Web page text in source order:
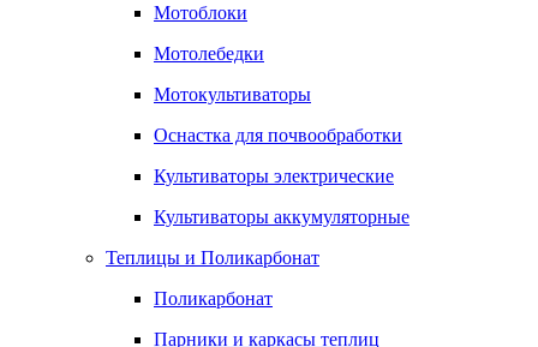
Мотоблоки
Мотолебедки
Мотокультиваторы
Оснастка для почвообработки
Культиваторы электрические
Культиваторы аккумуляторные
Теплицы и Поликарбонат
Поликарбонат
Парники и каркасы теплиц